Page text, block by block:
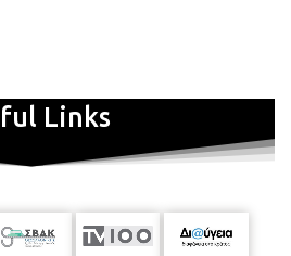
Links